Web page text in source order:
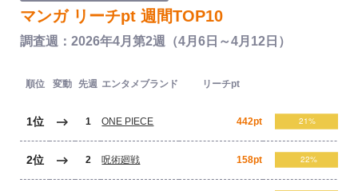
マンガ リーチpt 週間TOP10
調査週：2026年4月第2週（4月6日～4月12日）
順位 変動 先週 エンタメブランド リーチpt
1位 1 ONE PIECE 442pt
2位 2 呪術廻戦 158pt